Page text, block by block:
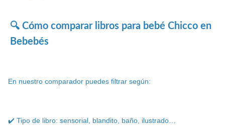
🔍 Cómo comparar libros para bebé Chicco en
Bebebés
En nuestro comparador puedes filtrar según:
✔️ Tipo de libro: sensorial, blandito, baño, ilustrado…